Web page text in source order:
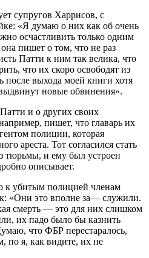
супругов Харрисов, с
«Я думаю о них как об очень
осчастливить только одним
пишет о том, что не раз
Патти к ним так велика, что
что их скоро освободят из
выхода моей книги хотя
новые обвинения».
и о других своих
пишет, что главарь их
полиции, которая
ареста. Тот согласился стать
тюрьмы, и ему был устроен
описывает.
к убитым полицией членам
«Они это вполне за— служили.
смерть — это для них слишком
их падо было бы казнить
что ФБР перестаралось,
по я, как видите, их не